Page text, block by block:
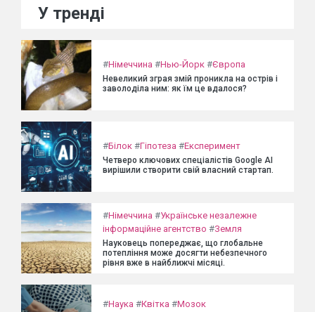
У тренді
#Німеччина #Нью-Йорк #Європа
Невеликий зграя змій проникла на острів і
заволоділа ним: як їм це вдалося?
#Білок #Гіпотеза #Експеримент
Четверо ключових спеціалістів Google AI
вирішили створити свій власний стартап.
#Німеччина #Українське незалежне
інформаційне агентство #Земля
Науковець попереджає, що глобальне
потепління може досягти небезпечного
рівня вже в найближчі місяці.
#Наука #Квітка #Мозок